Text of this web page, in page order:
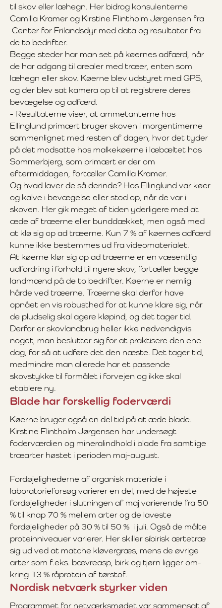
til skov eller læhegn. Her bidrog konsulenterne
Camilla Kramer og Kirstine Flintholm Jørgensen fra
Center for Frilandsdyr med data og resultater fra
de to bedrifter.
Begge steder har man set på køernes adfærd, når
de har adgang til arealer med træer, enten som
læhegn eller skov. Køerne blev udstyret med GPS,
og der blev sat kamera op til at registrere deres
bevægelse og adfærd.
- Resultaterne viser, at ammetanterne hos
Ellinglund primært bruger skoven i morgentimerne
sammenlignet med resten af dagen, hvor det tyder
på det modsatte hos malkekøerne i læbæltet hos
Sommerbjerg, som primært er der om
eftermiddagen, fortæller Camilla Kramer.
Og hvad laver de så derinde? Hos Ellinglund var køer
og kalve i bevægelse eller stod op, når de var i
skoven. Her gik meget af tiden yderligere med at
æde af træerne eller bunddækket, men også med
at klø sig op ad træerne. Kun 7 % af køernes adfærd
kunne ikke bestemmes ud fra videomaterialet.
At køerne klør sig op ad træerne er en væsentlig
udfordring i forhold til nyere skov, fortæller begge
landmænd på de to bedrifter. Køerne er nemlig
hårde ved træerne. Træerne skal derfor have
opnået en vis robusthed for at kunne klare sig, når
de pludselig skal agere kløpind, og det tager tid.
Derfor er skovlandbrug heller ikke nødvendigvis
noget, man beslutter sig for at praktisere den ene
dag, for så at udføre det den næste. Det tager tid,
medmindre man allerede har et passende
skovstykke til formålet i forvejen og ikke skal
etablere ny.
Blade har forskellig foderværdi
Køerne bruger også en del tid på at æde blade.
Kirstine Flintholm Jørgensen har undersøgt
foderværdien og mineralindhold i blade fra samtlige
træarter høstet i perioden maj-august.
Fordøjelighederne af organisk materiale i
laboratorieforsøg varierer en del, med de højeste
fordøjeligheder i slutningen af maj varierende fra 50
% til knap 70 % mellem arter og de laveste
fordøjeligheder på 30 % til 50 % i juli. Også de målte
proteinniveauer varierer. Her skiller sibirisk ærtetræ
sig ud ved at matche kløvergræs, mens de øvrige
arter som f.eks. bævreasp, birk og tjørn ligger om-
kring 13 % råprotein af tørstof.
Nordisk netværk styrker viden
Programmet for netværksmødet var sammensat af